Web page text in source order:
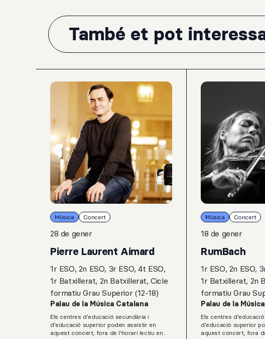
També et pot
Música Concert
28 de gener
Pierre Laurent Aimard
1r ESO, 2n ESO, 3r ESO, 4t ESO,
1r Batxillerat, 2n Batxillerat, Cicle
formatiu Grau Superior (12-18)
Palau de la Música Catalana
Els centres d'educació secundària i
d'educació superior poden assistir en
aquest concert, fora de l'horari lectiu en
Música Concert
18 de gener
RumBach
1r ESO, 2n ESO,
1r Batxillerat, 2n
formatiu Grau
Palau de la
Els centres
d'educació superior
aquest concert, fora